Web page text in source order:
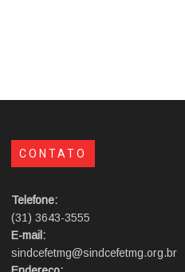
CONTATO
Telefone:
(31) 3643-3555
E-mail:
sindcefetmg@sindcefetmg.org.br